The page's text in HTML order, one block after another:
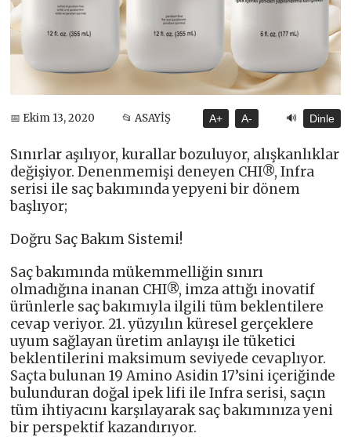
📅 Ekim 13, 2020 📂 ASAYİŞ A+ A- 🔊 Dinle
Sınırlar aşılıyor, kurallar bozuluyor, alışkanlıklar
değişiyor. Denenmemişi deneyen CHI®, Infra
serisi ile saç bakımında yepyeni bir dönem
başlıyor;
Doğru Saç Bakım Sistemi!
Saç bakımında mükemmelliğin sınırı
olmadığına inanan CHI®, imza attığı inovatif
ürünlerle saç bakımıyla ilgili tüm beklentilere
cevap veriyor. 21. yüzyılın küresel gerçeklere
uyum sağlayan üretim anlayışı ile tüketici
beklentilerini maksimum seviyede cevaplıyor.
Saçta bulunan 19 Amino Asidin 17’sini içeriğinde
bulunduran doğal ipek lifi ile Infra serisi, saçın
tüm ihtiyacını karşılayarak saç bakımınıza yeni
bir perspektif kazandırıyor.